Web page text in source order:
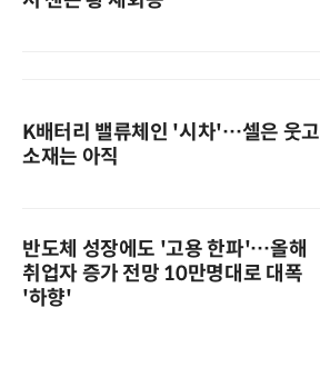
K배터리 밸류체인 '시차'…셀은 웃고
소재는 아직
반도체 성장에도 '고용 한파'…올해
취업자 증가 전망 10만명대로 대폭
'하향'